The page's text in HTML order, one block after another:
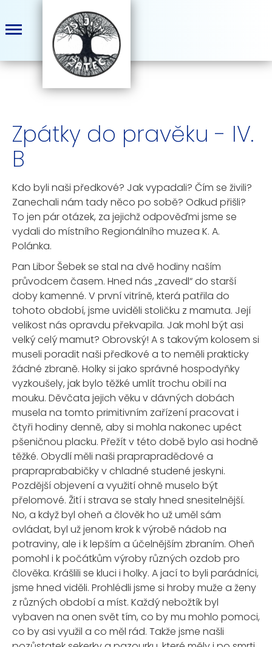
Zpátky do pravěku - IV.
B
Kdo byli naši předkové? Jak vypadali? Čím se živili?
Zanechali nám tady něco po sobě? Odkud přišli?
To jen pár otázek, za jejichž odpověďmi jsme se
vydali do místního Regionálního muzea K. A.
Polánka.
Pan Libor Šebek se stal na dvě hodiny naším
průvodcem časem. Hned nás „zavedl“ do starší
doby kamenné. V první vitríně, která patřila do
tohoto období, jsme uviděli stoličku z mamuta. Její
velikost nás opravdu překvapila. Jak mohl být asi
velký celý mamut? Obrovský! A s takovým kolosem si
museli poradit naši předkové a to neměli prakticky
žádné zbraně. Holky si jako správné hospodyňky
vyzkoušely, jak bylo těžké umlít trochu obilí na
mouku. Děvčata jejich věku v dávných dobách
musela na tomto primitivním zařízení pracovat i
čtyři hodiny denně, aby si mohla nakonec upéct
pšeničnou placku. Přežít v této době bylo asi hodně
těžké. Obydlí měli naši praprapradědové a
prapraprababičky v chladné studené jeskyni.
Pozdější objevení a využití ohně muselo být
přelomové. Žití i strava se staly hned snesitelnější.
No, a když byl oheň a člověk ho už uměl sám
ovládat, byl už jenom krok k výrobě nádob na
potraviny, ale i k lepším a účelnějším zbraním. Oheň
pomohl i k počátkům výroby různých ozdob pro
člověka. Krášlili se kluci i holky. A jací to byli parádníci,
jsme hned viděli. Prohlédli jsme si hroby muže a ženy
z různých období a míst. Každý nebožtík byl
vybaven na onen svět tím, co by mu mohlo pomoci,
co by asi využil a co měl rád. Takže jsme našli